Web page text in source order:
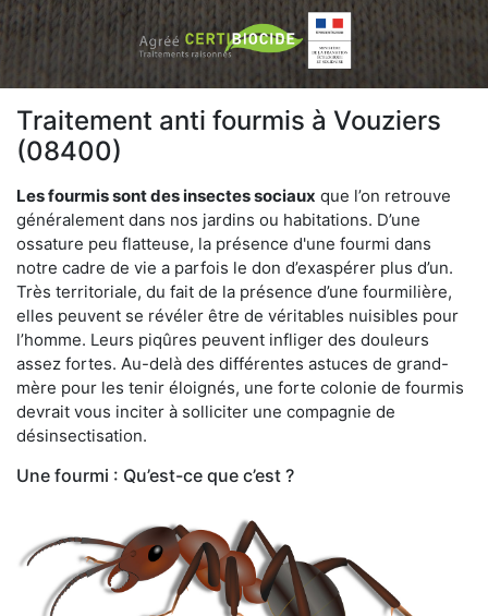
Traitement anti fourmis à Vouziers
(08400)
Les fourmis sont des insectes sociaux que l’on retrouve
généralement dans nos jardins ou habitations. D’une
ossature peu flatteuse, la présence d'une fourmi dans
notre cadre de vie a parfois le don d’exaspérer plus d’un.
Très territoriale, du fait de la présence d’une fourmilière,
elles peuvent se révéler être de véritables nuisibles pour
l’homme. Leurs piqûres peuvent infliger des douleurs
assez fortes. Au-delà des différentes astuces de grand-
mère pour les tenir éloignés, une forte colonie de fourmis
devrait vous inciter à solliciter une compagnie de
désinsectisation.
Une fourmi : Qu’est-ce que c’est ?